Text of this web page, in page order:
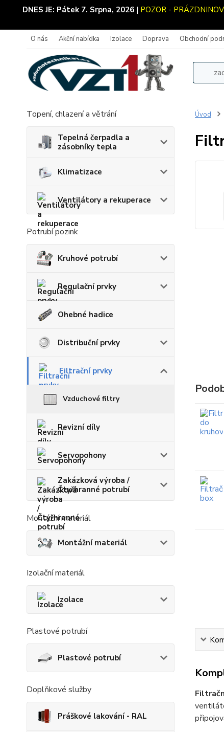
DNES JE: Pátek 7. Srpna, 2026 | POZOR -
O nás Akční nabídka Izolace Doprava Obchodní
Topení, chlazení a větrání
Tepelná čerpadla a
zásobníky tepla
Klimatizace
Ventilátory a rekuperace
Potrubí pozink
Kruhové potrubí
Regulační prvky
Ohebné hadice
Distribuční prvky
Filtrační prvky
Vzduchové filtry
Revizní díly
Servopohony
Zakázková výroba /
Čtyřhranné potrubí
Montážní materiál
Montážní materiál
Izolační materiál
Izolace
Plastové potrubí
Plastové potrubí
Doplňkové služby
Práškové lakování - RAL
Úvod